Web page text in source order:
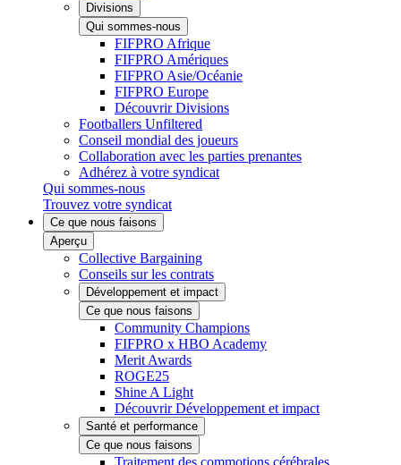
Divisions
Qui sommes-nous
FIFPRO Afrique
FIFPRO Amériques
FIFPRO Asie/Océanie
FIFPRO Europe
Découvrir Divisions
Footballers Unfiltered
Conseil mondial des joueurs
Collaboration avec les parties prenantes
Adhérez à votre syndicat
Qui sommes-nous
Trouvez votre syndicat
Ce que nous faisons
Aperçu
Collective Bargaining
Conseils sur les contrats
Développement et impact
Ce que nous faisons
Community Champions
FIFPRO x HBO Academy
Merit Awards
ROGE25
Shine A Light
Découvrir Développement et impact
Santé et performance
Ce que nous faisons
Traitement des commotions cérébrales